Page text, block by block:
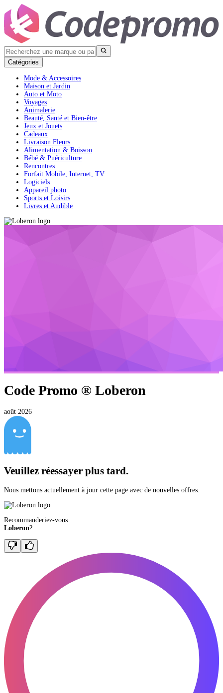
Catégories
Mode & Accessoires
Maison et Jardin
Auto et Moto
Voyages
Animalerie
Beauté, Santé et Bien-être
Jeux et Jouets
Cadeaux
Livraison Fleurs
Alimentation & Boisson
Bébé & Puériculture
Rencontres
Forfait Mobile, Internet, TV
Logiciels
Appareil photo
Sports et Loisirs
Livres et Audible
Code Promo ® Loberon
août 2026
Veuillez réessayer plus tard.
Nous mettons actuellement à jour cette page avec de nouvelles offres.
Recommanderiez-vous
Loberon?